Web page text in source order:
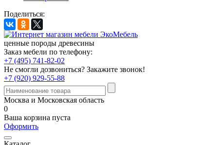
Поделиться:
ценные породы древесины
Заказ мебели по телефону:
+7 (495) 741-82-02
Не смогли дозвониться? Закажите звонок!
+7 (920) 929-55-88
Москва и Московская область
0
Ваша корзина пуста
Оформить